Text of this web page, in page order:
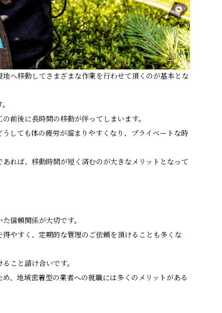
へ移動してさまざまな作業を行わせて頂くのが基本とな
前後に長時間の移動が伴ってしまいます。
しても体の疲労が溜まりやすくなり、プライベートな時
れば、移動時間が短く済むのが大きなメリットとなって
信頼関係が大切です。
やすく、定期的な管理のご依頼を頂けることも多くな
こと請け合いです。
、地域密着型の業者への就職には多くのメリットがある